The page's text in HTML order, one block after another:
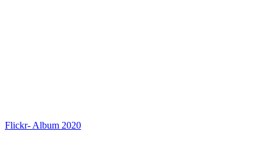
Flickr- Album 2020